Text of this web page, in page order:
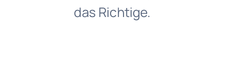
das Richtige.